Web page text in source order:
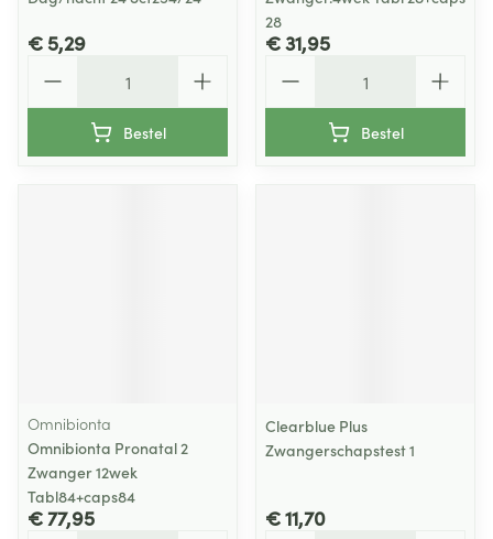
€ 5,29
Bestel
28
€ 31,95
Bestel
Omnibionta
Omnibionta Pronatal 2
Zwanger 12wek
Tabl84+caps84
€ 77,95
Clearblue Plus
Zwangerschapstest 1
€ 11,70